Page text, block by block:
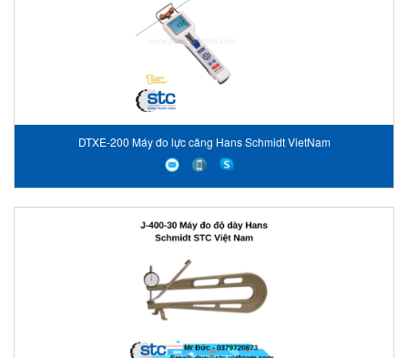
DTXE-200 Máy đo lực căng Hans Schmidt VietNam